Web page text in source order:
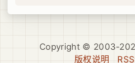
Copyright © 2003-
版权说明